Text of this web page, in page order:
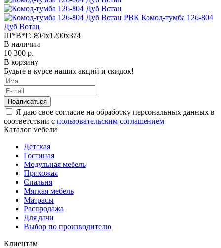
РВК Комод-тумба 126-804
Дуб Вотан
Ш*В*Г: 804x1200x374
В наличии
10 300 р.
В корзину
Будьте в курсе наших акций и скидок!
Подписаться
Я даю свое согласие на обработку персональных данных в
соответствии с пользовательским соглашением
Каталог мебели
Детская
Гостиная
Модульная мебель
Прихожая
Спальня
Мягкая мебель
Матрасы
Распродажа
Для дачи
Выбор по производителю
Клиентам